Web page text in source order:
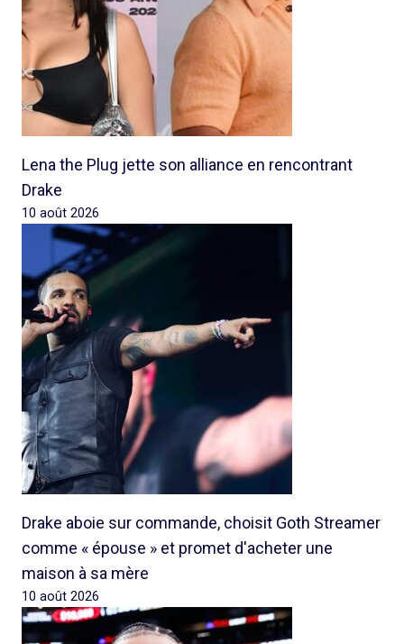
Lena the Plug jette son alliance en rencontrant
Drake
10 août 2026
Drake aboie sur commande, choisit Goth Streamer
comme « épouse » et promet d'acheter une
maison à sa mère
10 août 2026